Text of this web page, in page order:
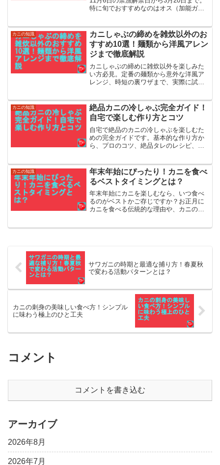
特に旬でおすすめなのはオス（加能ガ
カニが食べられる時期や美味しい食べ
方、安く食べられる時期を紹介します。
カニの知識
カニしゃぶの締めを雑炊以外のお
すすめ10選！麺類から洋風アレン
ジまで徹底解説
カニしゃぶの締めに雑炊以外を楽しみた
い方必見。定番の麺類から意外な洋風ア
レンジ、時短の裏ワザまで、実際に試し
「パパ」が詳しく紹介します。
カニの知識
絶品カニの冷しゃぶ完全ガイド！
自宅で楽しむ作り方とコツ
自宅で絶品のカニの冷しゃぶを楽しむた
めの完全ガイドです。基本的な作り方か
ら、プロのコツ、絶品タレのレシピ、相
も簡単におもてなし料理が作れる秘訣を
詳しく解説します
カニの知識
年末年始にぴったり！カニを食べ
るベストタイミングとは？
年末年始にカニを楽しむなら、いつ食べ
るのがベストかご存じですか？お正月に
カニを食べる伝統的な理由や、カニの販
ひお楽しみください。
サワガニの時期と最適な捕り方！春夏秋
で変わる活動パターンとは？
カニの刺身の美味しい食べ方！シンプル
に味わう極上のひと工夫
コメント
コメントを書き込む
アーカイブ
2026年8月
2026年7月